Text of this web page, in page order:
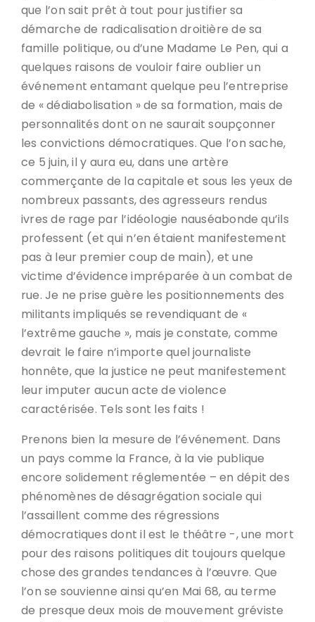
que l’on sait prêt à tout pour justifier sa
démarche de radicalisation droitière de sa
famille politique, ou d’une Madame Le Pen, qui a
quelques raisons de vouloir faire oublier un
événement entamant quelque peu l’entreprise
de « dédiabolisation » de sa formation, mais de
personnalités dont on ne saurait soupçonner
les convictions démocratiques. Que l’on sache,
ce 5 juin, il y aura eu, dans une artère
commerçante de la capitale et sous les yeux de
nombreux passants, des agresseurs rendus
ivres de rage par l’idéologie nauséabonde qu’ils
professent (et qui n’en étaient manifestement
pas à leur premier coup de main), et une
victime d’évidence impréparée à un combat de
rue. Je ne prise guère les positionnements des
militants impliqués se revendiquant de «
l’extrême gauche », mais je constate, comme
devrait le faire n’importe quel journaliste
honnête, que la justice ne peut manifestement
leur imputer aucun acte de violence
caractérisée. Tels sont les faits !
Prenons bien la mesure de l’événement. Dans
un pays comme la France, à la vie publique
encore solidement réglementée – en dépit des
phénomènes de désagrégation sociale qui
l’assaillent comme des régressions
démocratiques dont il est le théâtre -, une mort
pour des raisons politiques dit toujours quelque
chose des grandes tendances à l’œuvre. Que
l’on se souvienne ainsi qu’en Mai 68, au terme
de presque deux mois de mouvement gréviste